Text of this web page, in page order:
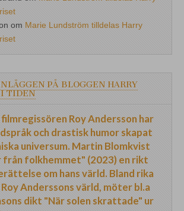
om Marie Lundström tilldelas Harry
PÅ BLOGGEN HARRY
TIDEN
filmregissören Roy Andersson har
och drastisk humor skapat
universum. Martin Blomkvist
från folkhemmet" (2023) en rikt
om hans värld. Bland rika
Anderssons värld, möter bl.a
dikt "När solen skrattade" ur